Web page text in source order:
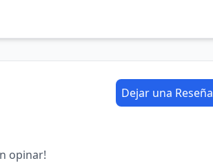
Dejar una Reseña
opinar!